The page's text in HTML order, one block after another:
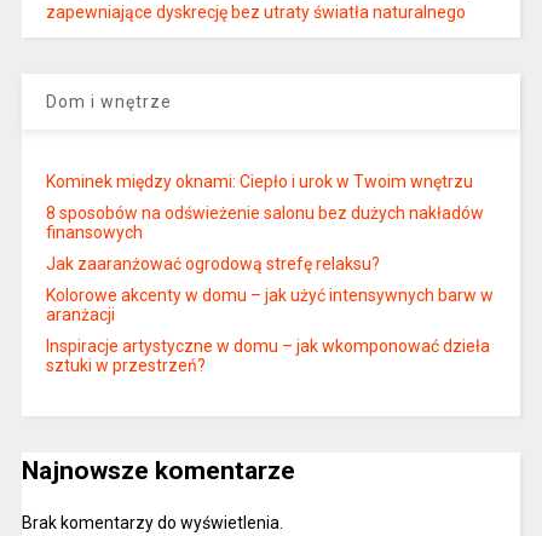
zapewniające dyskrecję bez utraty światła naturalnego
Dom i wnętrze
Kominek między oknami: Ciepło i urok w Twoim wnętrzu
8 sposobów na odświeżenie salonu bez dużych nakładów
finansowych
Jak zaaranżować ogrodową strefę relaksu?
Kolorowe akcenty w domu – jak użyć intensywnych barw w
aranżacji
Inspiracje artystyczne w domu – jak wkomponować dzieła
sztuki w przestrzeń?
Najnowsze komentarze
Brak komentarzy do wyświetlenia.